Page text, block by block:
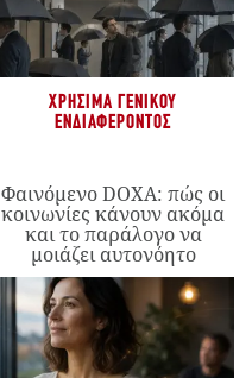
ΧΡΉΣΙΜΑ ΓΕΝΙΚΟΎ
ΕΝΔΙΑΦΈΡΟΝΤΟΣ
Φαινόμενο DOXA: πώς οι
κοινωνίες κάνουν ακόμα
και το παράλογο να
μοιάζει αυτονόητο